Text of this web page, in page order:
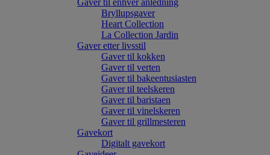
Gaver til enhver anledning
Bryllupsgaver
Heart Collection
La Collection Jardin
Gaver etter livsstil
Gaver til kokken
Gaver til verten
Gaver til bakeentusiasten
Gaver til teelskeren
Gaver til baristaen
Gaver til vinelskeren
Gaver til grillmesteren
Gavekort
Digitalt gavekort